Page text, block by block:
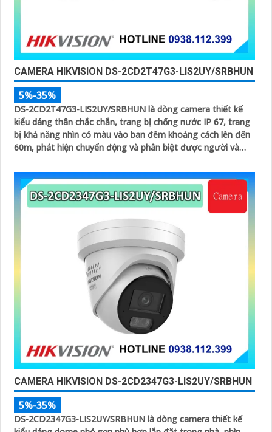
CAMERA HIKVISION DS-2CD2T47G3-LIS2UY/SRBHUN
5%-35%
DS-2CD2T47G3-LIS2UY/SRBHUN là dòng camera thiết kế
kiểu dáng thân chắc chắn, trang bị chống nước IP 67, trang
bị khả năng nhìn có màu vào ban đêm khoảng cách lên đến
60m, phát hiện chuyển động và phân biệt được người và
CAMERA HIKVISION DS-2CD2347G3-LIS2UY/SRBHUN
5%-35%
DS-2CD2347G3-LIS2UY/SRBHUN là dòng camera thiết kế